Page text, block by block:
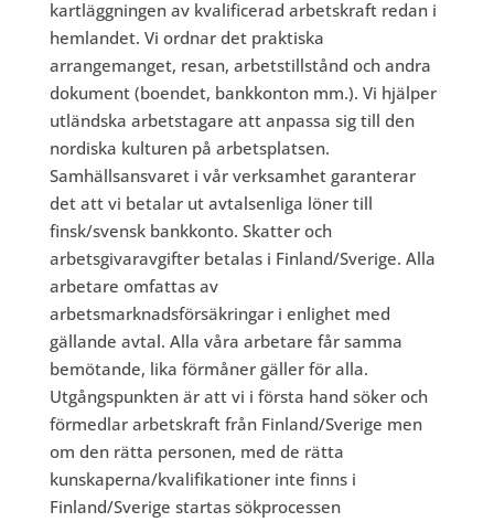
kartläggningen av kvalificerad arbetskraft redan i
hemlandet. Vi ordnar det praktiska
arrangemanget, resan, arbetstillstånd och andra
dokument (boendet, bankkonton mm.). Vi hjälper
utländska arbetstagare att anpassa sig till den
nordiska kulturen på arbetsplatsen.
Samhällsansvaret i vår verksamhet garanterar
det att vi betalar ut avtalsenliga löner till
finsk/svensk bankkonto. Skatter och
arbetsgivaravgifter betalas i Finland/Sverige. Alla
arbetare omfattas av
arbetsmarknadsförsäkringar i enlighet med
gällande avtal. Alla våra arbetare får samma
bemötande, lika förmåner gäller för alla.
Utgångspunkten är att vi i första hand söker och
förmedlar arbetskraft från Finland/Sverige men
om den rätta personen, med de rätta
kunskaperna/kvalifikationer inte finns i
Finland/Sverige startas sökprocessen